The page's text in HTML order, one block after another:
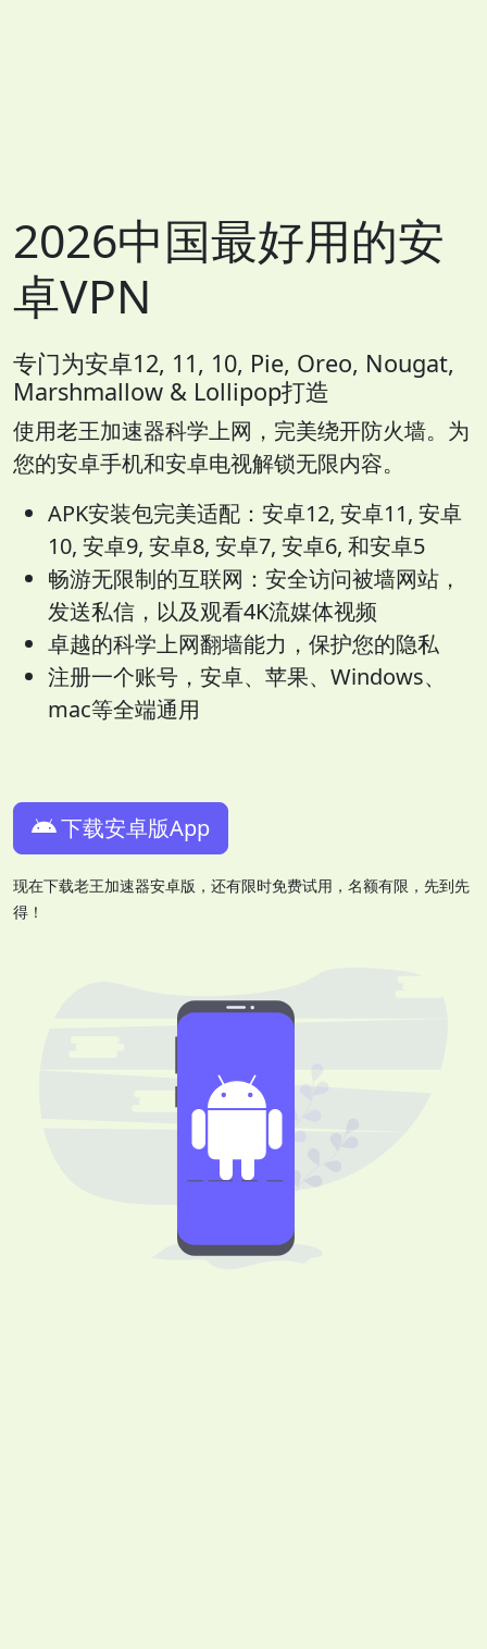
2026中国最好用的安
卓VPN
专门为安卓12, 11, 10, Pie, Oreo, Nougat,
Marshmallow & Lollipop打造
使用老王加速器科学上网，完美绕开防火墙。为
您的安卓手机和安卓电视解锁无限内容。
APK安装包完美适配：安卓12, 安卓11, 安卓
10, 安卓9, 安卓8, 安卓7, 安卓6, 和安卓5
畅游无限制的互联网：安全访问被墙网站，
发送私信，以及观看4K流媒体视频
卓越的科学上网翻墙能力，保护您的隐私
注册一个账号，安卓、苹果、Windows、
mac等全端通用
下载安卓版App
现在下载老王加速器安卓版，还有限时免费试用，名额有限，先到先
得！